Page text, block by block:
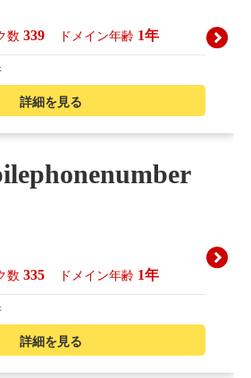
詳細を見る
数 339 ドメイン年齢 1年
詳細を見る
数 335 ドメイン年齢 1年